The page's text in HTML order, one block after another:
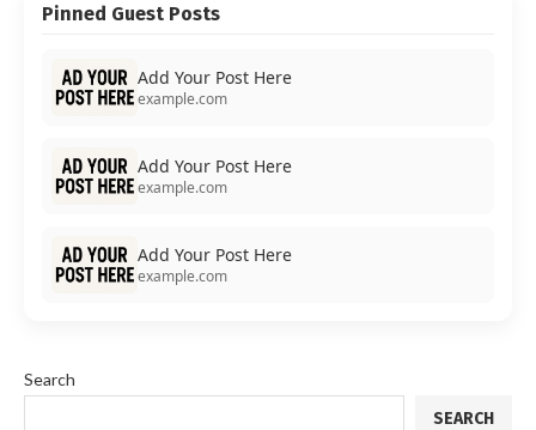
Pinned Guest Posts
Add Your Post Here
example.com
Add Your Post Here
example.com
Add Your Post Here
example.com
Search
SEARCH